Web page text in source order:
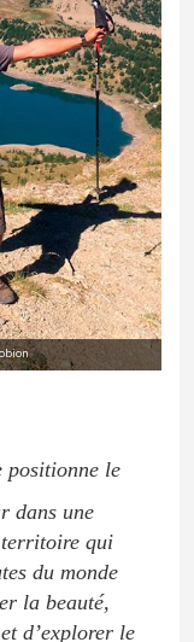
positionne le
dans une
qui
du monde
la beauté,
d’explorer le